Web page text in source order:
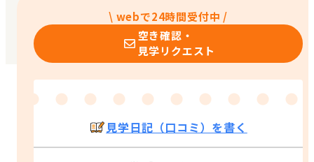
\ webで24時間受付中 /
空き確認・
見学リクエスト
見学日記（口コミ）を書く